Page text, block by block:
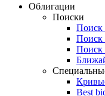
Облигации
Поиски
Поиск
Поиск
Поиск
Best